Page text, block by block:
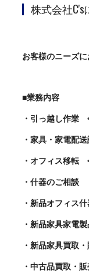
株式会社C's
お客様のニーズに
■業務内容
・引っ越し作業
・家具・家電配
・オフィス移転
・什器のご相談
・新品オフィス
・新品家具家電
・新品家具買取
・中古品買取・販